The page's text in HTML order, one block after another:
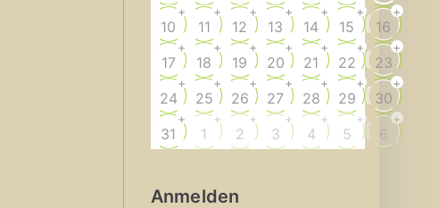
10
+
11
+
12
+
13
+
14
+
15
+
16
+
17
+
18
+
19
+
20
+
21
+
22
+
23
+
24
+
25
+
26
+
27
+
28
+
29
+
30
+
31
+
1
+
2
+
3
+
4
+
5
+
6
+
Anmelden